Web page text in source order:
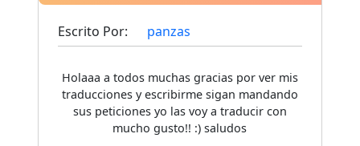
Escrito Por: panzas
Holaaa a todos muchas gracias por ver mis
traducciones y escribirme sigan mandando
sus peticiones yo las voy a traducir con
mucho gusto!! :) saludos